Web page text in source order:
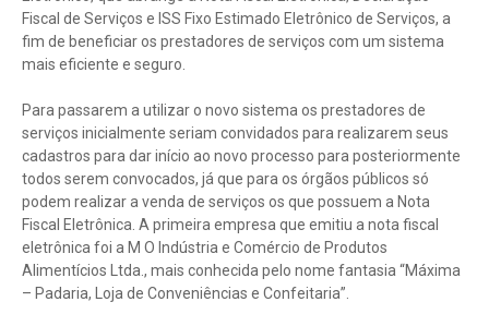
Fiscal de Serviços e ISS Fixo Estimado Eletrônico de Serviços, a
fim de beneficiar os prestadores de serviços com um sistema
mais eficiente e seguro.
Para passarem a utilizar o novo sistema os prestadores de
serviços inicialmente seriam convidados para realizarem seus
cadastros para dar início ao novo processo para posteriormente
todos serem convocados, já que para os órgãos públicos só
podem realizar a venda de serviços os que possuem a Nota
Fiscal Eletrônica. A primeira empresa que emitiu a nota fiscal
eletrônica foi a M O Indústria e Comércio de Produtos
Alimentícios Ltda., mais conhecida pelo nome fantasia “Máxima
– Padaria, Loja de Conveniências e Confeitaria”.